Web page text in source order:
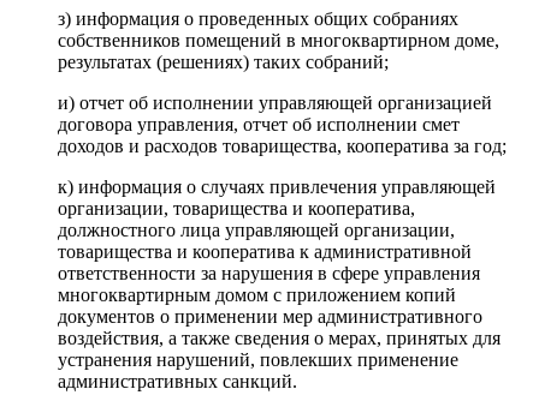
з) информация о проведенных общих собраниях
собственников помещений в многоквартирном доме,
результатах (решениях) таких собраний;
и) отчет об исполнении управляющей организацией
договора управления, отчет об исполнении смет
доходов и расходов товарищества, кооператива за год;
к) информация о случаях привлечения управляющей
организации, товарищества и кооператива,
должностного лица управляющей организации,
товарищества и кооператива к административной
ответственности за нарушения в сфере управления
многоквартирным домом с приложением копий
документов о применении мер административного
воздействия, а также сведения о мерах, принятых для
устранения нарушений, повлекших применение
административных санкций.